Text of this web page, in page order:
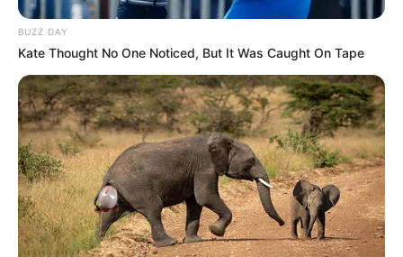
BUZZ DAY
Kate Thought No One Noticed, But It Was Caught On Tape